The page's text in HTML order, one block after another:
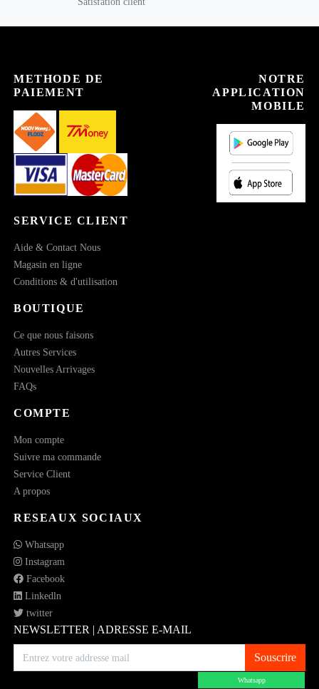
Whatsapp
METHODE DE
PAIEMENT
NOTRE
APPLICATION
MOBILE
SERVICE CLIENT
Aide & Contact Nous
Magasin en ligne
Conditions & d'utilisation
BOUTIQUE
Ce que nous faisons
Autres Services
Nouvelles Arrivages
FAQs
COMPTE
Mon compte
Suivre ma commande
Service Client
A propos
RESEAUX SOCIAUX
Whatsapp
Instagram
Facebook
Linkedln
twitter
NEWSLETTER | ADRESSE E-MAIL
Souscrire